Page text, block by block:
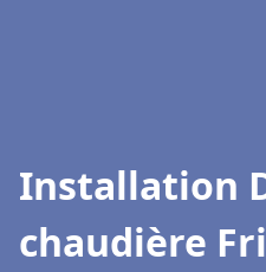
Installation
chaudière